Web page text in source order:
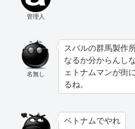
管理人
名無し
スバルの群馬製作
なるか分からんし
ェトナムマンが街
るね。
ベトナムでやれ